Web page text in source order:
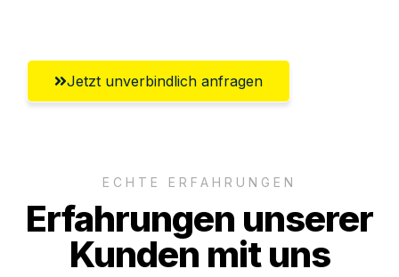
Jetzt unverbindlich anfragen
ECHTE ERFAHRUNGEN
Erfahrungen unserer
Kunden mit uns